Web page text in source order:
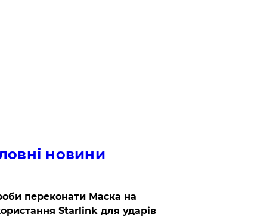
новини
переконати Маска на
Starlink для ударів